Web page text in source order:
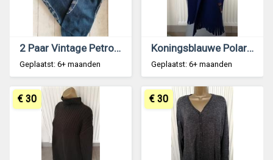
2 Paar Vintage Petrolkleurige Sneaker Sokken Puma
Geplaatst: 6+ maanden
Koningsblauwe Polartec Fleece Sjaal van Dunlop
Geplaatst: 6+ maanden
€ 30 € 30